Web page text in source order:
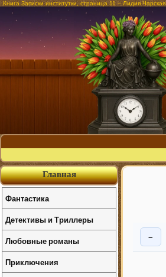
Книга Записки институтки, страница 11 – Лидия Чарская
−
Главная
Фантастика
Детективы и Триллеры
Любовные романы
Приключения